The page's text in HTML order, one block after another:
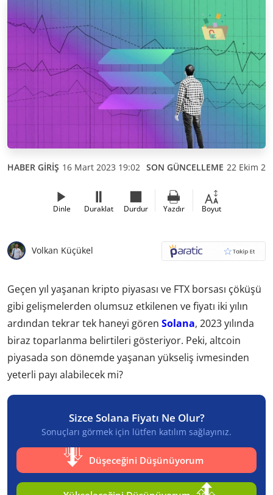
HABER GİRİŞ 16 Mart 2023 19:02 SON GÜNCELLEME 22 Ekim
Dinle Duraklat Durdur Yazdır Boyut
Volkan Küçükel
Geçen yıl yaşanan kripto piyasası ve FTX borsası çöküşü
gibi gelişmelerden olumsuz etkilenen ve fiyatı iki yılın
ardından tekrar tek haneyi gören Solana, 2023 yılında
biraz toparlanma belirtileri gösteriyor. Peki, altcoin
piyasada son dönemde yaşanan yükseliş ivmesinden
yeterli payı alabilecek mi?
Sizce Solana Fiyatı Ne Olur?
Sonuçları görmek için lütfen katılım sağlayınız.
Düşeceğini Düşünüyorum